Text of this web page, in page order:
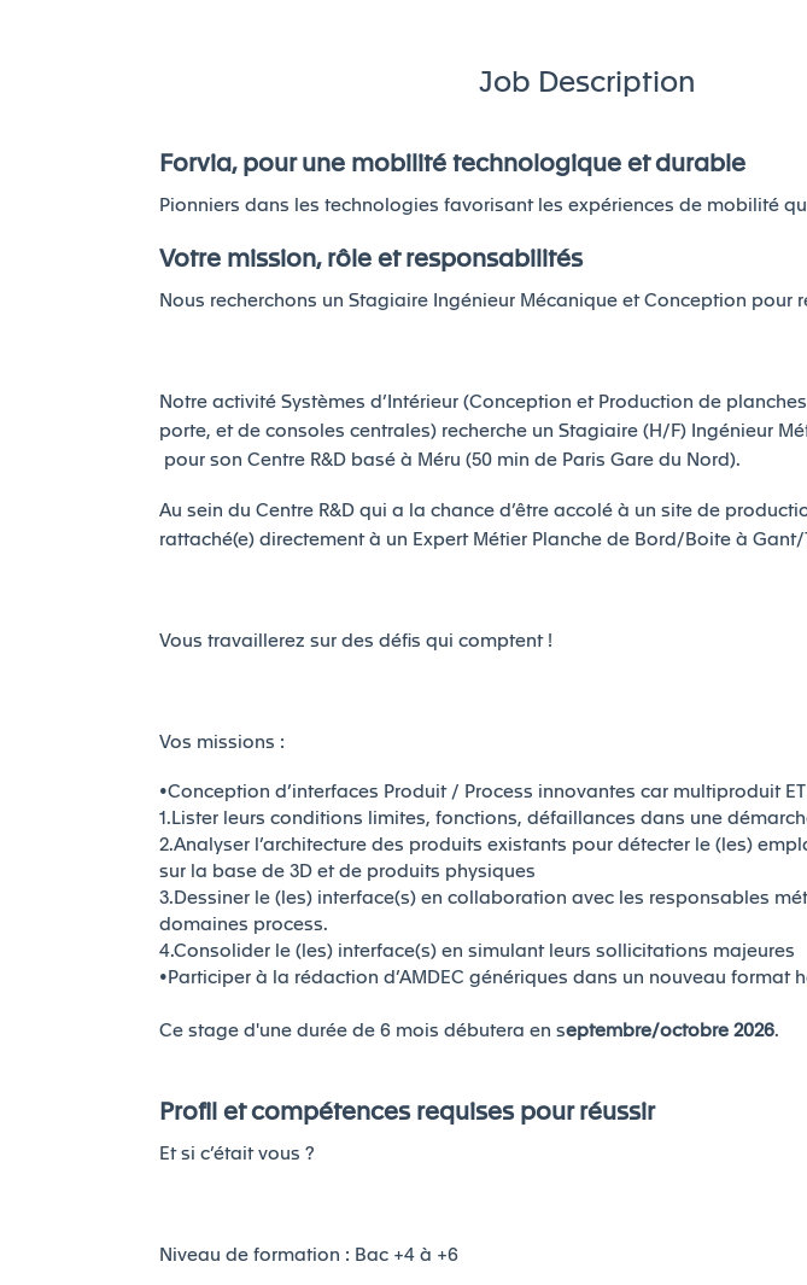
Job Description
Forvia, pour une mobilité technologique et durable
Pionniers dans les technologies favorisant les expériences de mobilité
Votre mission, rôle et responsabilités
Nous recherchons un Stagiaire Ingénieur Mécanique et Conception pour
Notre activité Systèmes d’Intérieur (Conception et Production de
porte, et de consoles centrales) recherche un Stagiaire (H/F) Ingénieur
pour son Centre R&D basé à Méru (50 min de Paris Gare du Nord).
Au sein du Centre R&D qui a la chance d’être accolé à un site de
rattaché(e) directement à un Expert Métier Planche de Bord/Boite à Gant/
Vous travaillerez sur des défis qui comptent !
Vos missions :
•Conception d’interfaces Produit / Process innovantes car multiproduit
1.Lister leurs conditions limites, fonctions, défaillances dans une
2.Analyser l’architecture des produits existants pour détecter le (les)
sur la base de 3D et de produits physiques
3.Dessiner le (les) interface(s) en collaboration avec les responsables
domaines process.
4.Consolider le (les) interface(s) en simulant leurs sollicitations majeures
•Participer à la rédaction d’AMDEC génériques dans un nouveau format
Ce stage d'une durée de 6 mois débutera en septembre/octobre 2026.
Profil et compétences requises pour réussir
Et si c’était vous ?
Niveau de formation : Bac +4 à +6